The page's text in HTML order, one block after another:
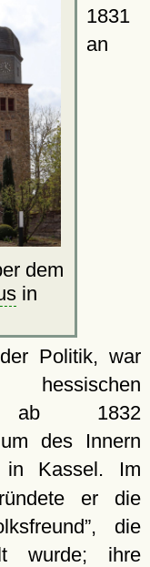
dem
in
1831
an
Politik, war
ab 1832
des Innern
in Kassel. Im
er die
, die
wurde; ihre